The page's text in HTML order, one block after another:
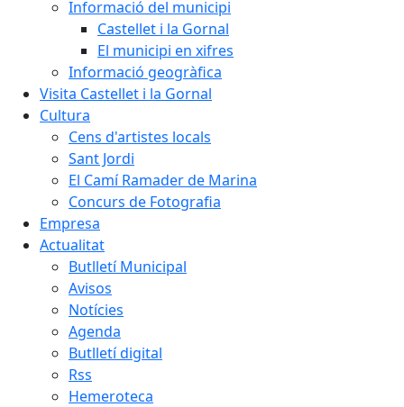
Informació del municipi
Castellet i la Gornal
El municipi en xifres
Informació geogràfica
Visita Castellet i la Gornal
Cultura
Cens d'artistes locals
Sant Jordi
El Camí Ramader de Marina
Concurs de Fotografia
Empresa
Actualitat
Butlletí Municipal
Avisos
Notícies
Agenda
Butlletí digital
Rss
Hemeroteca